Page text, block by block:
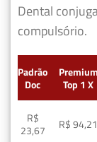
Dental
compulsório.
Padrão
Doc
Premium
Top 1 X
R$
23,67
R$ 94,21